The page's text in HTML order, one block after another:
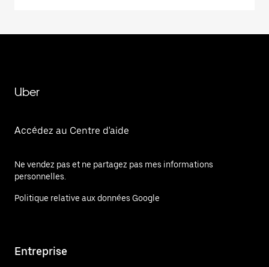
Uber
Accédez au Centre d'aide
Ne vendez pas et ne partagez pas mes informations
personnelles.
Politique relative aux données Google
Entreprise